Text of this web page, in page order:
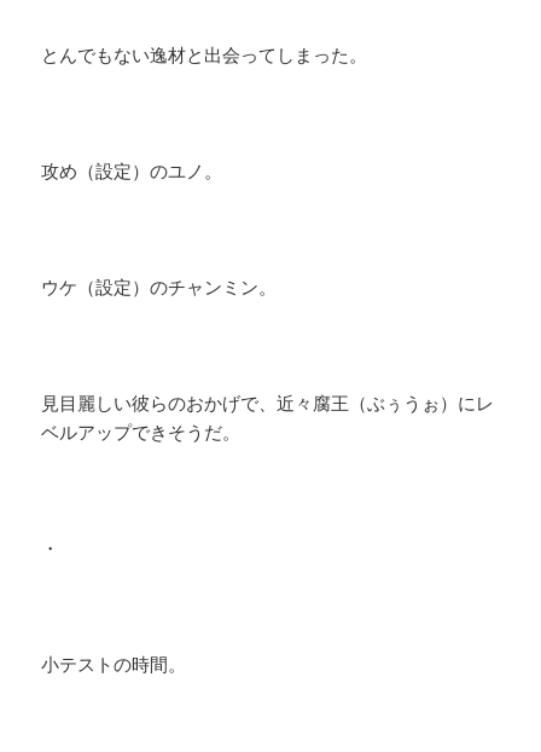
とんでもない逸材と出会ってしまった。
攻め（設定）のユノ。
ウケ（設定）のチャンミン。
見目麗しい彼らのおかげで、近々腐王（ぶぅうぉ）にレ
ベルアップできそうだ。
・
小テストの時間。